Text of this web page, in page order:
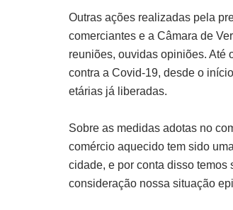
Outras ações realizadas pela
comerciantes e a Câmara de
reuniões, ouvidas opiniões. Até
contra a Covid-19, desde o
etárias já liberadas.
Sobre as medidas adotas no
comércio aquecido tem sido
cidade, e por conta disso
consideração nossa situação